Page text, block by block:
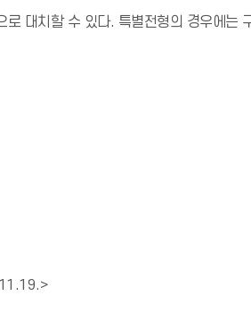
대치할 수 있다. 특별전형의 경우에는